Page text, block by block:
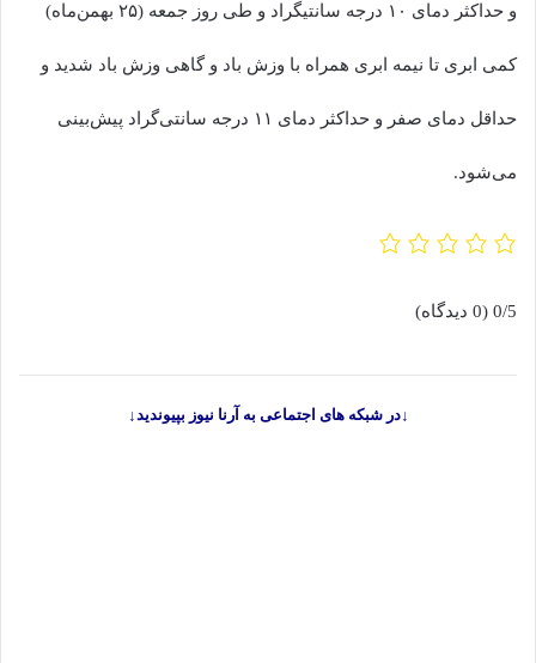
و حداکثر دمای ۱۰ درجه سانتیگراد و طی روز جمعه (۲۵ بهمن‌ماه)
کمی ابری تا نیمه ابری همراه با وزش باد و گاهی وزش باد شدید و
حداقل دمای صفر و حداکثر دمای ۱۱ درجه سانتی‌گراد پیش‌بینی
می‌شود.
0/5 (0 دیدگاه)
↓در شبکه های اجتماعی به آرنا نیوز بپیوندید↓